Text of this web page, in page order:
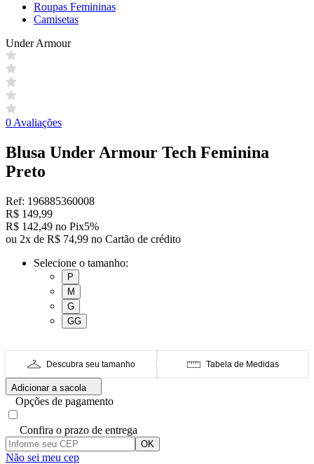
Roupas Femininas
Camisetas
Under Armour
0 Avaliações
Blusa Under Armour Tech Feminina
Preto
Ref: 196885360008
R$ 149,99
R$ 142,49 no Pix5%
ou 2x de R$ 74,99 no Cartão de crédito
Selecione o tamanho:
P
M
G
GG
Descubra seu tamanho Tabela de Medidas
Adicionar a sacola
Opções de pagamento
Confira o prazo de entrega
OK
Não sei meu cep